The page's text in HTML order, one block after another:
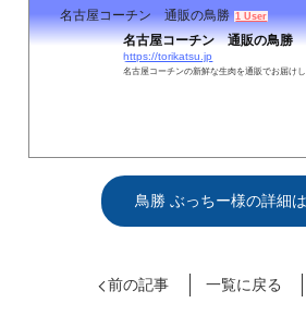
名古屋コーチン 通販の鳥勝 1 User
名古屋コーチン 通販の鳥勝
https://torikatsu.jp
名古屋コーチンの新鮮な生肉を通販でお届け
鳥勝 ぶっちー様の詳細
前の記事 一覧に戻る